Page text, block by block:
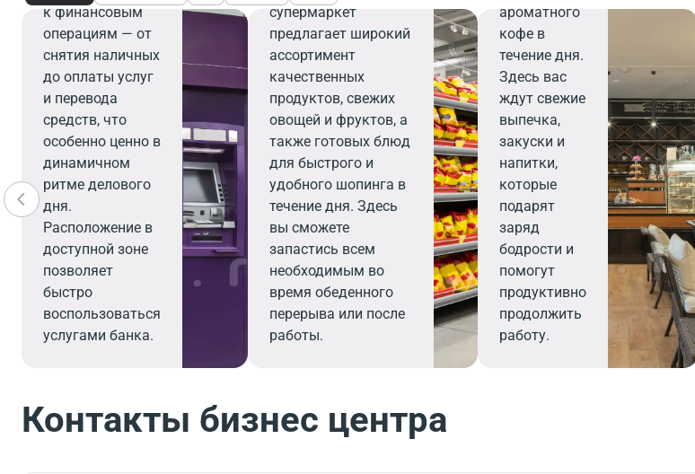
к финансовым
операциям — от
снятия наличных
до оплаты услуг
и перевода
средств, что
особенно ценно в
динамичном
ритме делового
дня.
Расположение в
доступной зоне
позволяет
быстро
воспользоваться
услугами банка.
супермаркет
предлагает широкий
ассортимент
качественных
продуктов, свежих
овощей и фруктов, а
также готовых блюд
для быстрого и
удобного шопинга в
течение дня. Здесь
вы сможете
запастись всем
необходимым во
время обеденного
перерыва или после
работы.
ароматного
кофе в
течение дня.
Здесь вас
ждут свежие
выпечка,
закуски и
напитки,
которые
подарят
заряд
бодрости и
помогут
продуктивно
продолжить
работу.
Контакты бизнес центра